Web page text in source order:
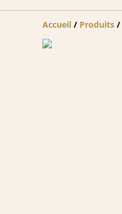
Accueil / Produits /